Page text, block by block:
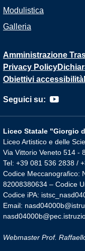
Modulistica
Galleria
Amministrazione
Privacy Policy
Obiettivi accessibilità
Seguici su:
Liceo Statale "Giorgio
Liceo Artistico e delle
Via Vittorio Veneto 514 -
Tel: +39 081 536 2838 /
Codice Meccanografico:
82008380634 – Codice
Codice iPA:
Email:
Webmaster Prof.